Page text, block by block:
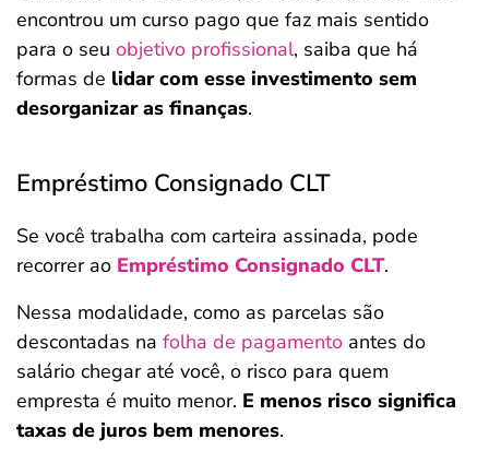
encontrou um curso pago que faz mais sentido
para o seu objetivo profissional, saiba que há
formas de lidar com esse investimento sem
desorganizar as finanças.
Empréstimo Consignado CLT
Se você trabalha com carteira assinada, pode
recorrer ao Empréstimo Consignado CLT.
Nessa modalidade, como as parcelas são
descontadas na folha de pagamento antes do
salário chegar até você, o risco para quem
empresta é muito menor. E menos risco significa
taxas de juros bem menores.